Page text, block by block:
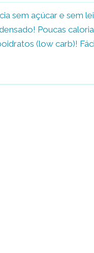
sem açúcar e sem
Poucas
(low carb)!